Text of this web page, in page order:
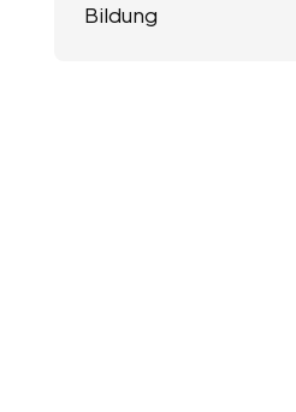
Bildung